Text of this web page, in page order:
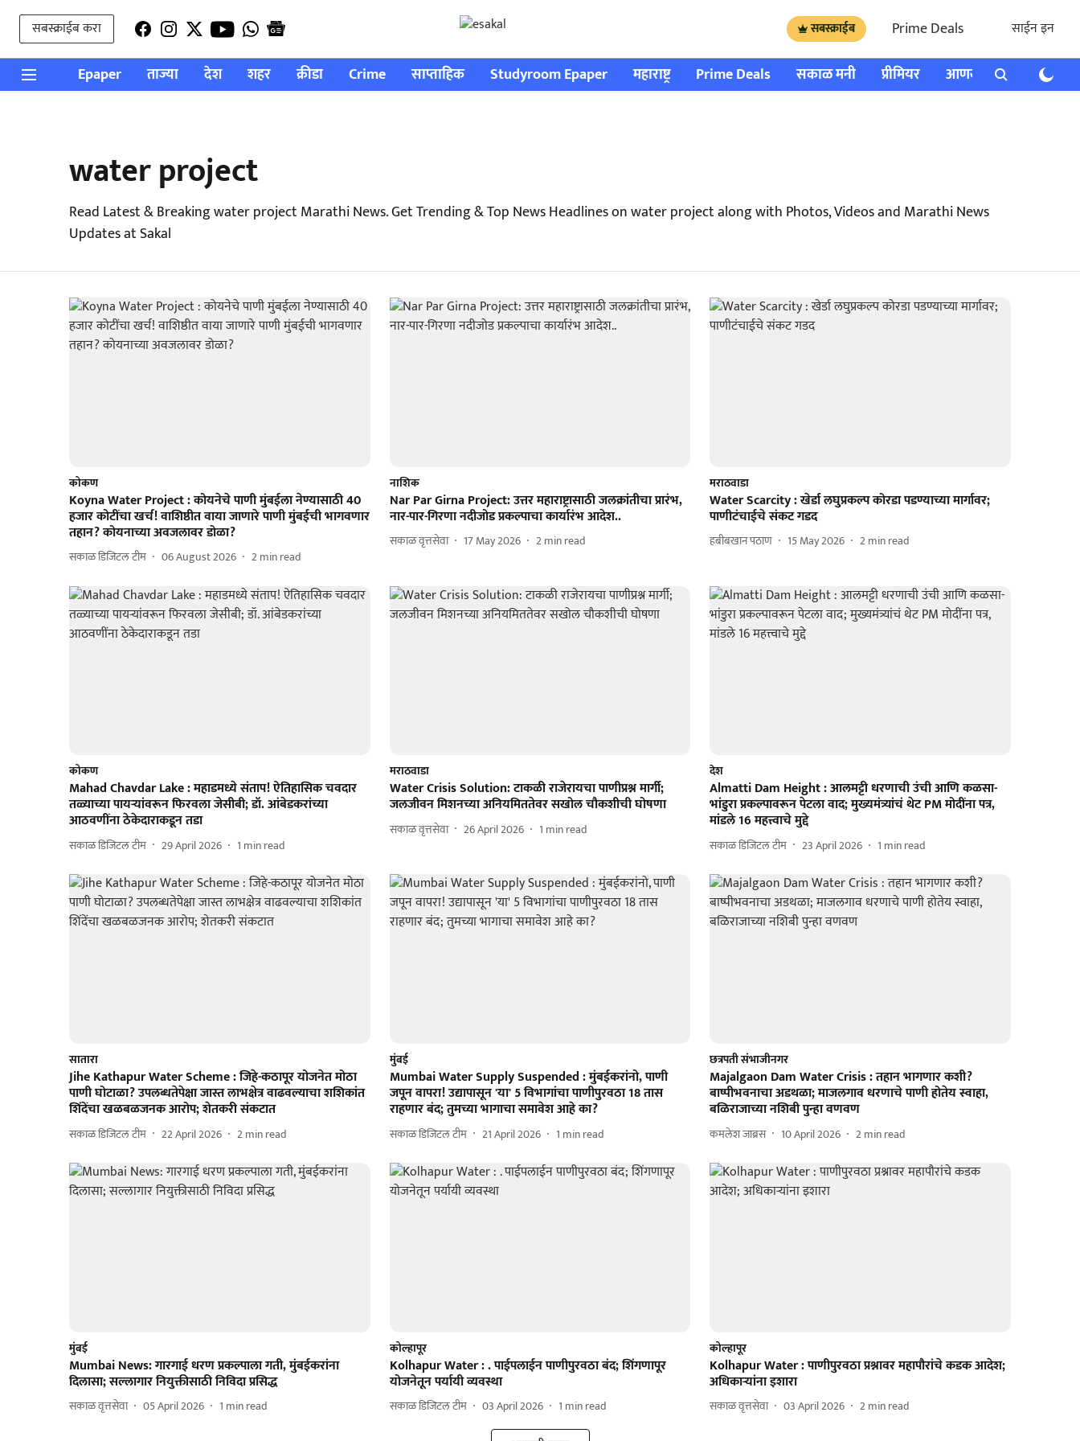
सबस्क्राईब करा सबस्क्राईब Prime Deals साईन इन
Epaper ताज्या देश शहर क्रीडा Crime साप्ताहिक Studyroom Epaper महाराष्ट्र Prime Deals सकाळ मनी प्रीमियर आणखी राशी भविष्य
water project
Read Latest & Breaking water project Marathi News. Get Trending & Top News Headlines on water project along with Photos, Videos and Marathi News
Updates at Sakal
कोकण
Koyna Water Project : कोयनेचे पाणी मुंबईला नेण्यासाठी 40
हजार कोटींचा खर्च! वाशिष्ठीत वाया जाणारे पाणी मुंबईची भागवणार
तहान? कोयनाच्या अवजलावर डोळा?
सकाळ डिजिटल टीम 06 August 2026 2min read
नाशिक
Nar Par Girna Project: उत्तर महाराष्ट्रासाठी जलक्रांतीचा प्रारंभ,
नार-पार-गिरणा नदीजोड प्रकल्पाचा कार्यारंभ आदेश..
सकाळ वृत्तसेवा 17 May 2026 2min read
मराठवाडा
Water Scarcity : खेर्डा लघुप्रकल्प कोरडा पडण्याच्या मार्गावर;
पाणीटंचाईचे संकट गडद
हबीबखान पठाण 15 May 2026 2min read
कोकण
Mahad Chavdar Lake : महाडमध्ये संताप! ऐतिहासिक चवदार
तळ्याच्या पायऱ्यांवरून फिरवला जेसीबी; डॉ. आंबेडकरांच्या
आठवणींना ठेकेदाराकडून तडा
सकाळ डिजिटल टीम 29 April 2026 1 min read
मराठवाडा
Water Crisis Solution: टाकळी राजेरायचा पाणीप्रश्न मार्गी;
जलजीवन मिशनच्या अनियमिततेवर सखोल चौकशीची घोषणा
सकाळ वृत्तसेवा 26 April 2026 1 min read
देश
Almatti Dam Height : आलमट्टी धरणाची उंची आणि कळसा-
भांडुरा प्रकल्पावरून पेटला वाद; मुख्यमंत्र्यांचं थेट PM मोदींना पत्र,
मांडले 16 महत्त्वाचे मुद्दे
सकाळ डिजिटल टीम 23 April 2026 1 min read
सातारा
Jihe Kathapur Water Scheme : जिहे-कठापूर योजनेत मोठा
पाणी घोटाळा? उपलब्धतेपेक्षा जास्त लाभक्षेत्र वाढवल्याचा शशिकांत
शिंदेंचा खळबळजनक आरोप; शेतकरी संकटात
सकाळ डिजिटल टीम 22 April 2026 2min read
मुंबई
Mumbai Water Supply Suspended : मुंबईकरांनो, पाणी
जपून वापरा! उद्यापासून 'या' 5 विभागांचा पाणीपुरवठा 18 तास
राहणार बंद; तुमच्या भागाचा समावेश आहे का?
सकाळ डिजिटल टीम 21 April 2026 1 min read
छत्रपती संभाजीनगर
Majalgaon Dam Water Crisis : तहान भागणार कशी?
बाष्पीभवनाचा अडथळा; माजलगाव धरणाचे पाणी होतेय स्वाहा,
बळिराजाच्या नशिबी पुन्हा वणवण
कमलेश जाब्रस 10 April 2026 2min read
मुंबई
Mumbai News: गारगाई धरण प्रकल्पाला गती, मुंबईकरांना
दिलासा; सल्लागार नियुक्तीसाठी निविदा प्रसिद्ध
सकाळ वृत्तसेवा 05 April 2026 1 min read
कोल्हापूर
Kolhapur Water : . पाईपलाईन पाणीपुरवठा बंद; शिंगणापूर
योजनेतून पर्यायी व्यवस्था
सकाळ डिजिटल टीम 03 April 2026 1 min read
कोल्हापूर
Kolhapur Water : पाणीपुरवठा प्रश्नावर महापौरांचे कडक आदेश;
अधिकाऱ्यांना इशारा
सकाळ वृत्तसेवा 03 April 2026 2min read